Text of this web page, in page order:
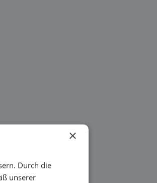
×
Durch die
unserer